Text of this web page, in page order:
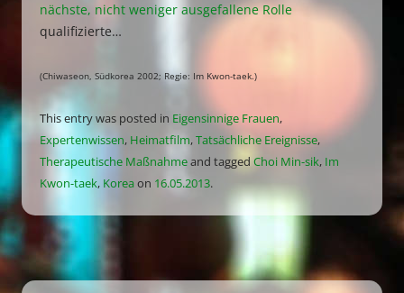
nächste, nicht weniger ausgefallene Rolle
qualifizierte…
(Chiwaseon, Südkorea 2002; Regie: Im Kwon-taek.)
This entry was posted in Eigensinnige Frauen,
Expertenwissen, Heimatfilm,Tatsächliche Ereignisse,
Therapeutische Maßnahmeand tagged Choi Min-sik, Im
Kwon-taek, Koreaon 16.05.2013.